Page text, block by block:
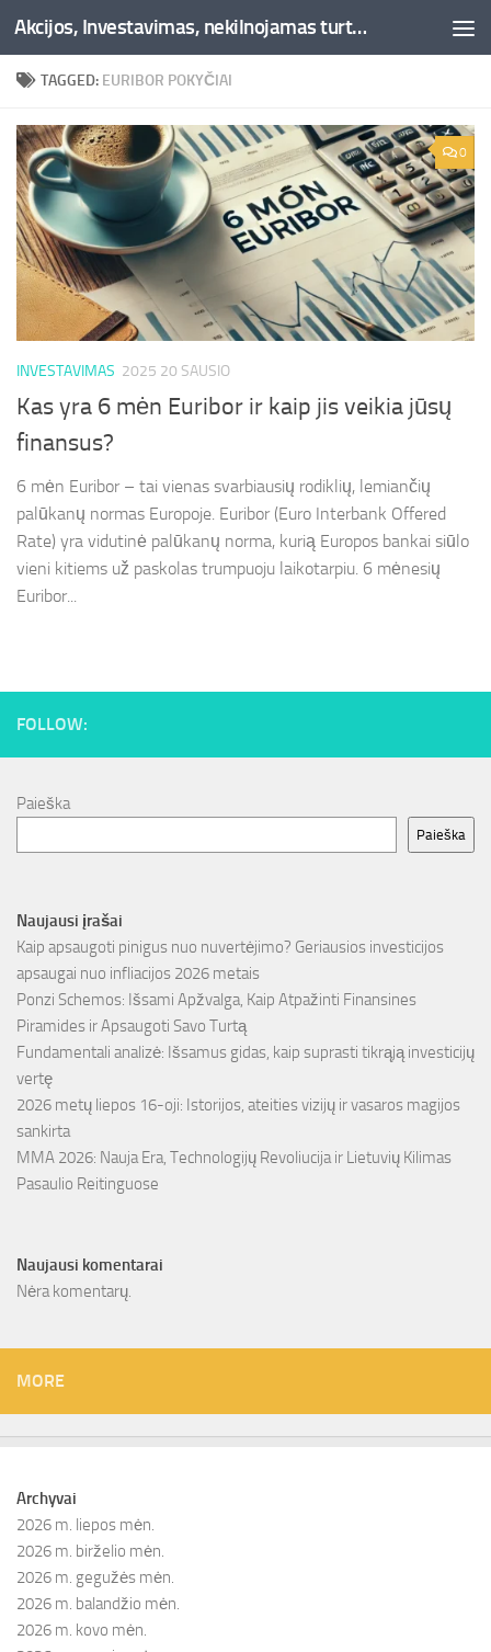
Skip to content Akcijos, Investavimas, nekilnojamas turtas, kriptovaliutos - Besociai.lt
TAGGED: EURIBOR POKYČIAI
0
INVESTAVIMAS 2025 20 SAUSIO
Kas yra 6 mėn Euribor ir kaip jis veikia jūsų
finansus?
6 mėn Euribor – tai vienas svarbiausių rodiklių, lemiančių
palūkanų normas Europoje. Euribor (Euro Interbank Offered
Rate) yra vidutinė palūkanų norma, kurią Europos bankai siūlo
vieni kitiems už paskolas trumpuoju laikotarpiu. 6 mėnesių
Euribor...
FOLLOW:
Paieška
Paieška
Naujausi įrašai
Kaip apsaugoti pinigus nuo nuvertėjimo? Geriausios investicijos
apsaugai nuo infliacijos 2026 metais
Ponzi Schemos: Išsami Apžvalga, Kaip Atpažinti Finansines
Piramides ir Apsaugoti Savo Turtą
Fundamentali analizė: Išsamus gidas, kaip suprasti tikrąją investicijų
vertę
2026 metų liepos 16-oji: Istorijos, ateities vizijų ir vasaros magijos
sankirta
MMA 2026: Nauja Era, Technologijų Revoliucija ir Lietuvių Kilimas
Pasaulio Reitinguose
Naujausi komentarai
Nėra komentarų.
MORE
Archyvai
2026 m. liepos mėn.
2026 m. birželio mėn.
2026 m. gegužės mėn.
2026 m. balandžio mėn.
2026 m. kovo mėn.